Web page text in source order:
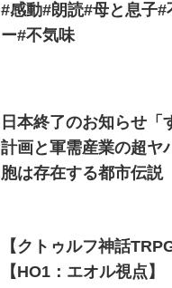
#感動#朗読#母と息子
ー#不気味
日本終了のお知らせ
計画と軍需産業の超ヤ
胞は存在する都市伝説
【クトゥルフ神話
【HO1：エオル視点】